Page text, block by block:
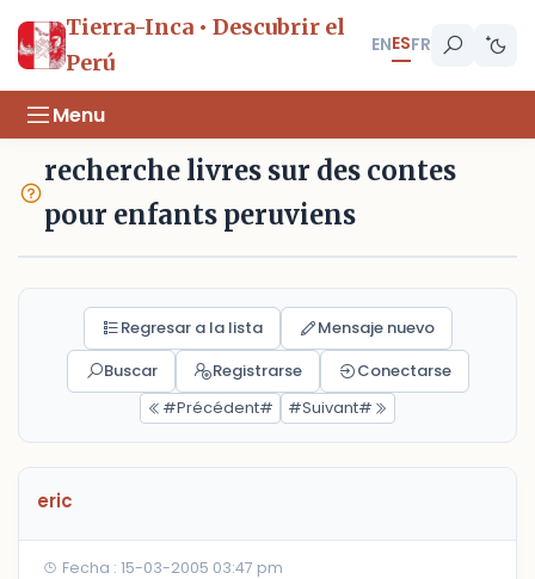
Tierra-Inca • Descubrir el
Perú
ENESFR
Menu
recherche livres sur des contes
pour enfants peruviens
Regresar a la lista
Mensaje nuevo
Buscar
Registrarse
Conectarse
#Précédent#
#Suivant#
eric
Fecha : 15-03-2005 03:47 pm